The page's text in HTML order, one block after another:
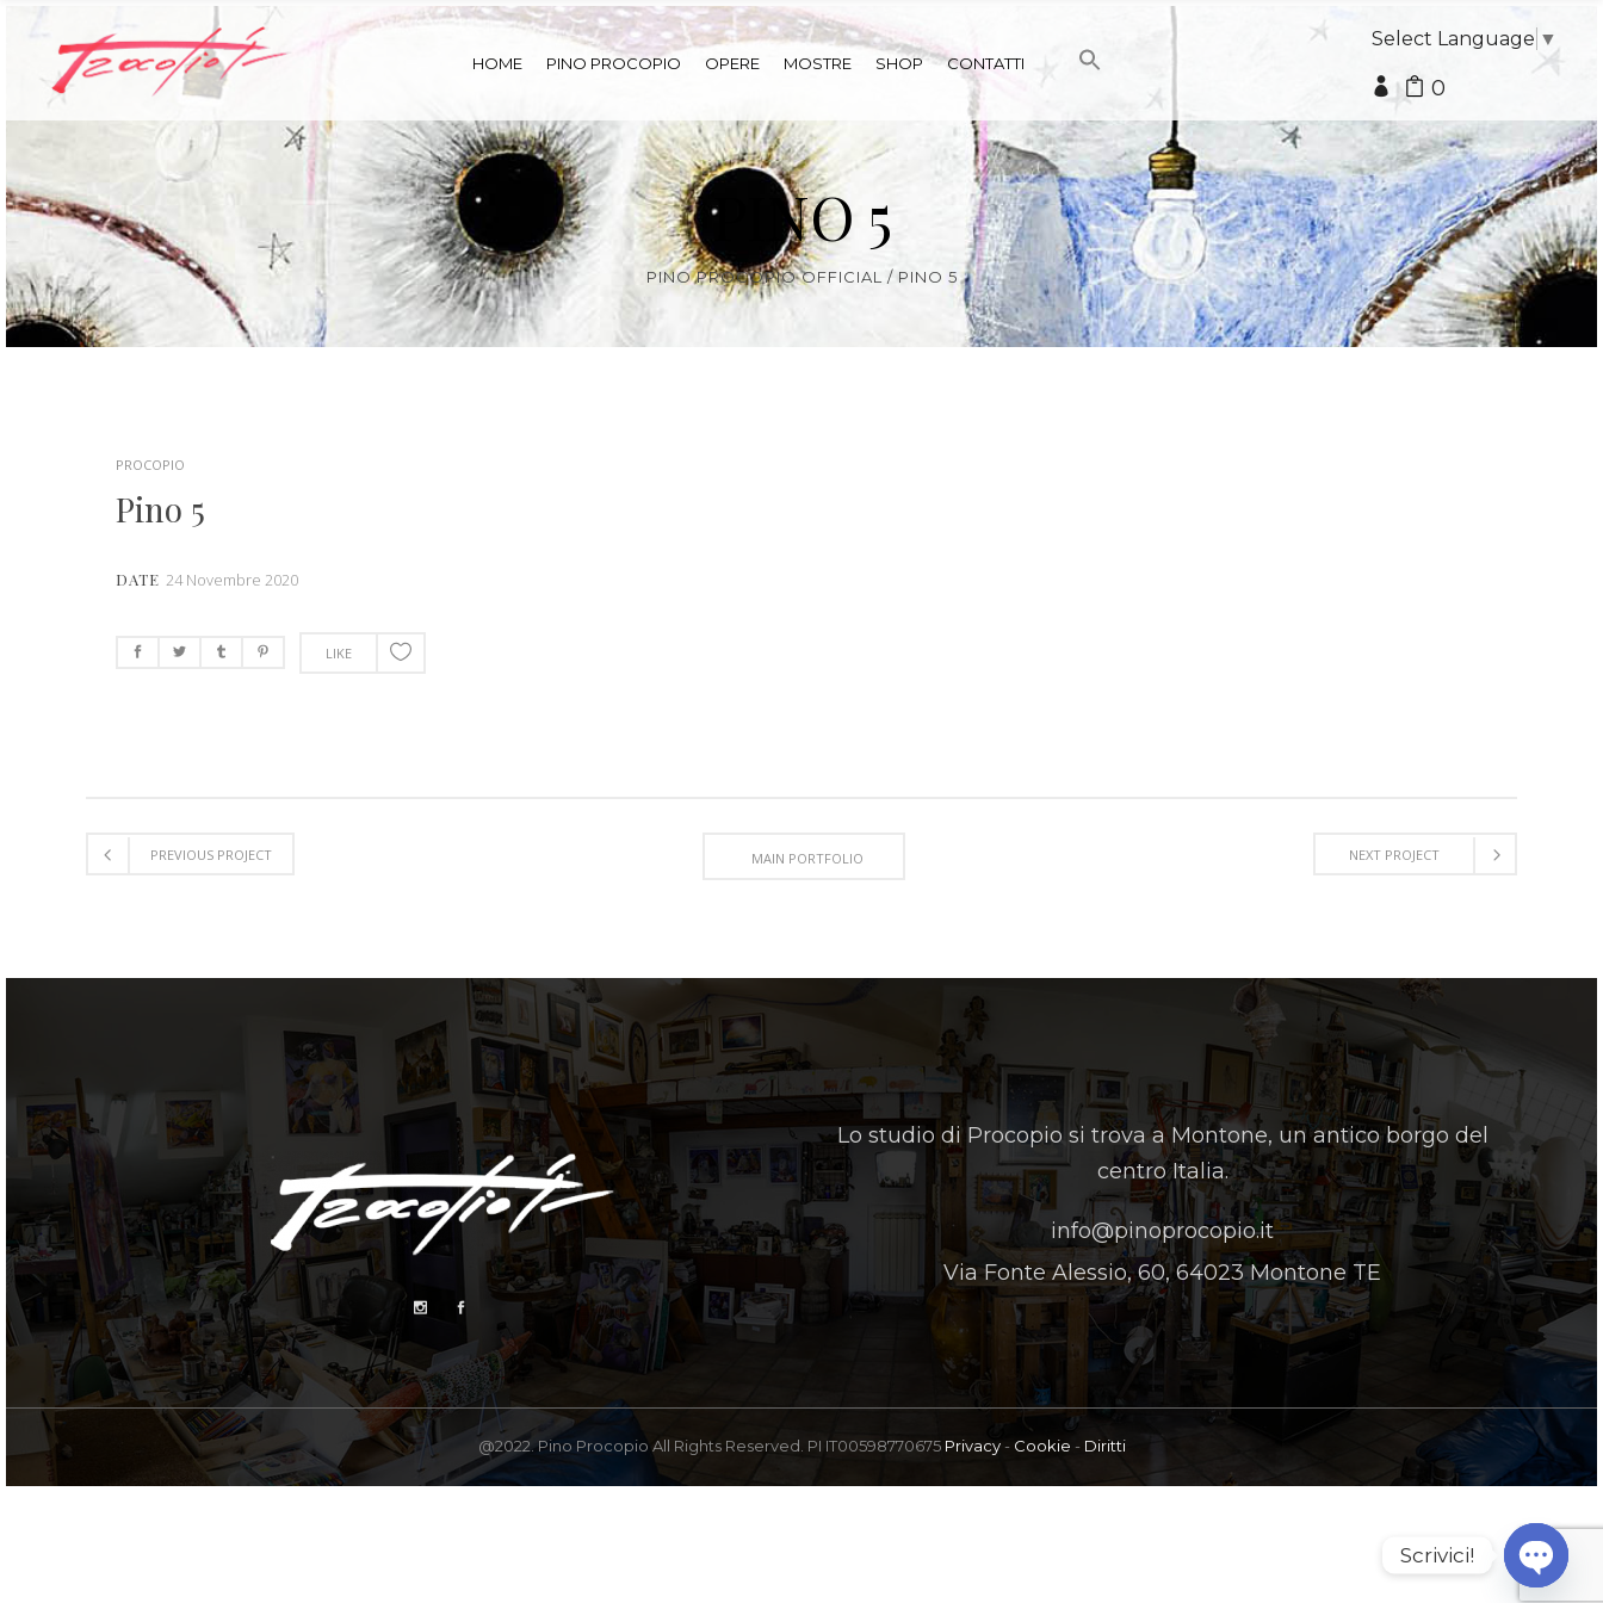
HOME PINO PROCOPIO OPERE MOSTRE SHOP CONTATTI
Select Language ▼
0
PINO 5
PINO PROCOPIO OFFICIAL / PINO 5
PROCOPIO
Pino 5
DATE 24 Novembre 2020
LIKE
PREVIOUS PROJECT MAIN PORTFOLIO NEXT PROJECT
Lo studio di Procopio si trova a Montone, un antico borgo del
centro Italia.
info@pinoprocopio.it
Via Fonte Alessio, 60, 64023 Montone TE
@2022. Pino Procopio All Rights Reserved. PI IT00598770675 Privacy- Cookie - Diritti
Scrivici!